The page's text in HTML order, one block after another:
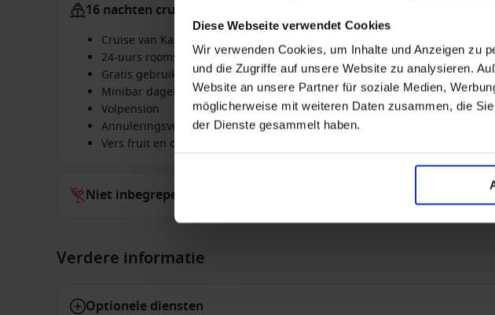
Diese Webseite verwendet Cookies
Wir verwenden Cookies, um Inhalte und Anzeigen zu
und die Zugriffe auf unsere Website zu analysieren.
Website an unsere Partner für soziale Medien,
möglicherweise mit weiteren Daten zusammen, die
der Dienste gesammelt haben.
16 nachten cruise
Cruise van Kaapstad, Zuid-Afrika naar Port Louis, Mauritius met de MS
24-uurs roomservice
Gratis gebruik van de faciliteiten aan boord, zoals sauna en
Minibar dagelijks bijgevuld met niet-alcoholische dranken
Volpension
Annuleringsverzekering (alleen Platin tarief)
Vers fruit en champagne op de dag van aankomst voor Suite gasten
Niet inbegrepen bij alles
Verdere informatie
Optionele diensten